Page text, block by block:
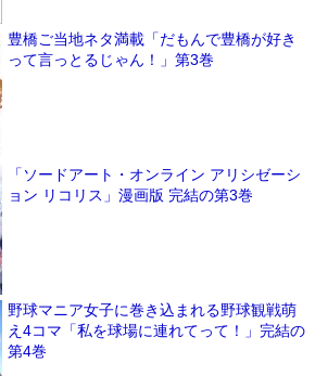
豊橋ご当地ネタ満載「だもんで豊橋が好き
って言っとるじゃん！」第3巻
「ソードアート・オンライン アリシゼーシ
ョン リコリス」漫画版 完結の第3巻
野球マニア女子に巻き込まれる野球観戦萌
え4コマ「私を球場に連れてって！」完結の
第4巻